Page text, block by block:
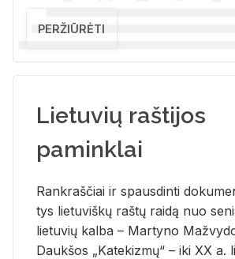
PERŽIŪRĖTI
Lietuvių raštijos
paminklai
Rank­raš­čiai ir spaus­din­ti
tys lie­tu­viš­kų raš­tų rai­dą nuo
lie­tu­vių kal­ba – Mar­ty­no
Dauk­šos „Ka­te­kiz­mų“ – iki XX